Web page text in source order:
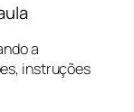
a
instruções